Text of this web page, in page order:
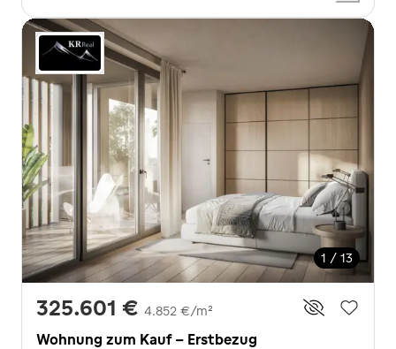
1 / 13
325.601 € 4.852 €/m²
Wohnung zum Kauf - Erstbezug